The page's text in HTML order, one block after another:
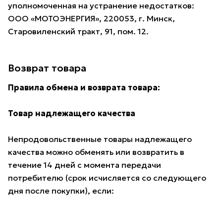
уполномоченная на устранение недостатков:
ООО «МОТОЭНЕРГИЯ», 220053, г. Минск,
Старовиленский тракт, 91, пом. 12.
Возврат товара
Правила обмена и возврата товара:
Товар надлежащего качества
Непродовольственные товары надлежащего
качества можно обменять или возвратить в
течение 14 дней с момента передачи
потребителю (срок исчисляется со следующего
дня после покупки), если: